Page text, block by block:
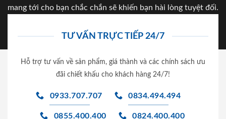
mang tới cho bạn chắc chắn sẽ khiến bạn hài lòng tuyệt đối.
TƯ VẤN TRỰC TIẾP 24/7
Hỗ trợ tư vấn về sản phẩm, giá thành và các chính sách ưu
đãi chiết khấu cho khách hàng 24/7!
0933.707.707 0834.494.494
0855.400.400 0824.400.400